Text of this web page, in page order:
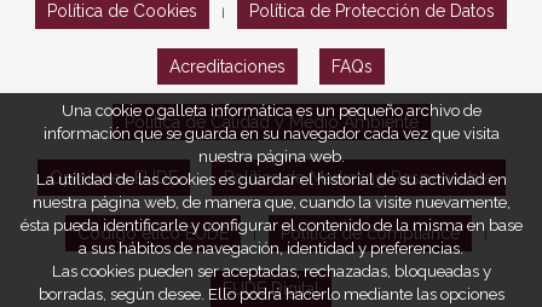
Política de Cookies Política de Protección de Datos
Acreditaciones FAQs
Política de Calidad y Medio Ambiente
Opiniones EUDE Política de Marketing Responsable
Código ético EUDE Política de compliance
EUDE Digital
Una cookie o galleta informática es un pequeño archivo de
información que se guarda en su navegador cada vez que visita
nuestra página web.
La utilidad de las cookies es guardar el historial de su actividad en
nuestra página web, de manera que, cuando la visite nuevamente,
ésta pueda identificarle y configurar el contenido de la misma en base
a sus hábitos de navegación, identidad y preferencias.
Las cookies pueden ser aceptadas, rechazadas, bloqueadas y
borradas, según desee. Ello podrá hacerlo mediante las opciones